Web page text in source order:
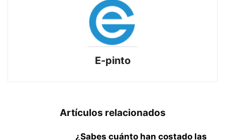
E-pinto
Artículos relacionados
¿Sabes cuánto han costado las